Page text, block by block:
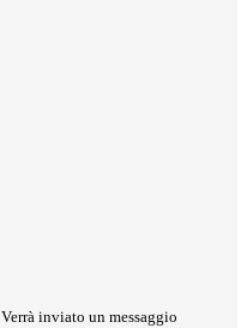
Verrà inviato un messaggio